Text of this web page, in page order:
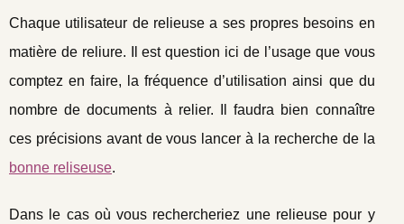
Chaque utilisateur de relieuse a ses propres besoins en
matière de reliure. Il est question ici de l’usage que vous
comptez en faire, la fréquence d’utilisation ainsi que du
nombre de documents à relier. Il faudra bien connaître
ces précisions avant de vous lancer à la recherche de la
bonne reliseuse.
Dans le cas où vous rechercheriez une relieuse pour y